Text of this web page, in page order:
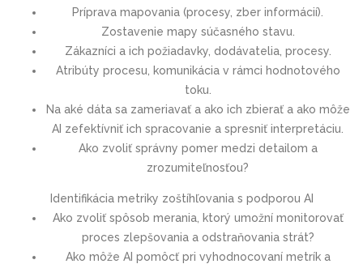
Príprava mapovania (procesy, zber informácií).
Zostavenie mapy súčasného stavu.
Zákazníci a ich požiadavky, dodávatelia, procesy.
Atribúty procesu, komunikácia v rámci hodnotového
toku.
Na aké dáta sa zameriavať a ako ich zbierať a ako môže
AI zefektívniť ich spracovanie a spresniť interpretáciu.
Ako zvoliť správny pomer medzi detailom a
zrozumiteľnosťou?
Identifikácia metriky zoštíhľovania s podporou AI
Ako zvoliť spôsob merania, ktorý umožní monitorovať
proces zlepšovania a odstraňovania strát?
Ako môže AI pomôcť pri vyhodnocovaní metrík a